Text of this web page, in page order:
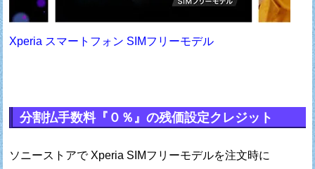
Xperia スマートフォン SIMフリーモデル
分割払手数料『０％』の残価設定クレジット
ソニーストアで Xperia SIMフリーモデルを注文時に